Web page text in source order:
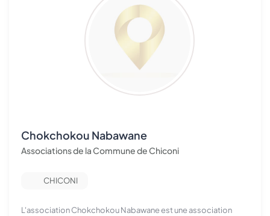
Chokchokou Nabawane
Associations de la Commune de Chiconi
CHICONI
L'association Chokchokou Nabawane est une association